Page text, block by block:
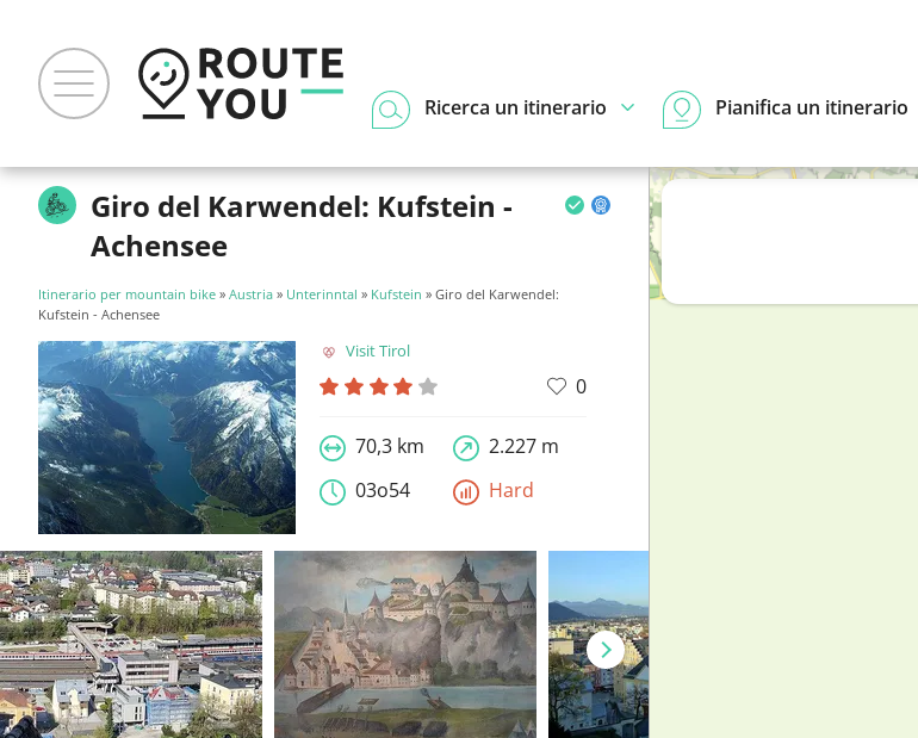
Ricerca un itinerario Pianifica un itinerario
Giro del Karwendel: Kufstein -
Achensee
Itinerario per mountain bike » Austria » Unterinntal » Kufstein » Giro del Karwendel:
Kufstein - Achensee
Visit Tirol
0
70,3 km
2.227 m
03o54
Hard